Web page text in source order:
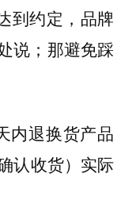
到约定，品牌
说；那避免踩
内退换货产品
认收货）实际